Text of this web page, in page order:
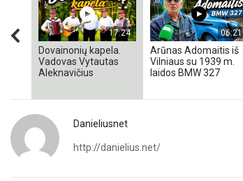
17:24
Dovainonių kapela.
Vadovas Vytautas
Aleknavičius
06:21
Arūnas Adomaitis iš
Vilniaus su 1939 m.
laidos BMW 327
Danieliusnet
http://danielius.net/